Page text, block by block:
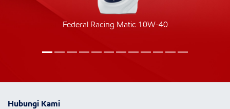
Federal Racing Matic 10W-40
Hubungi Kami